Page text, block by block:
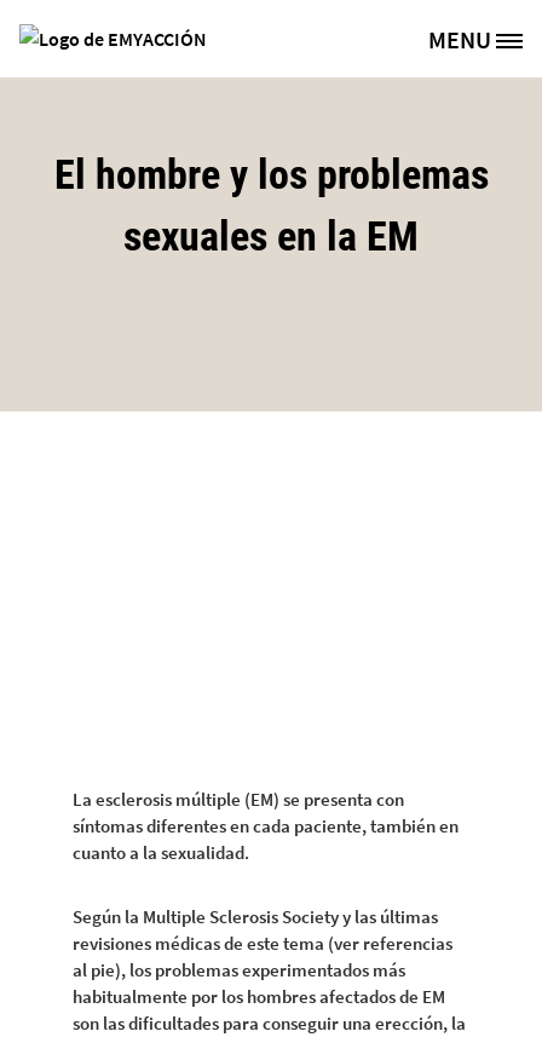
Site Logo MENU
El hombre y los problemas
sexuales en la EM
La esclerosis múltiple (EM) se presenta con
síntomas diferentes en cada paciente, también en
cuanto a la sexualidad.
Según la Multiple Sclerosis Society y las últimas
revisiones médicas de este tema (ver referencias
al pie), los problemas experimentados más
habitualmente por los hombres afectados de EM
son las dificultades para conseguir una erección, la